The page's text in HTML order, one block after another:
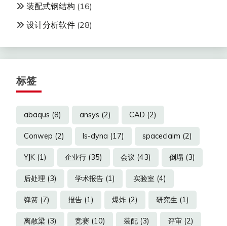
装配式钢结构 (16)
设计分析软件 (28)
标签
abaqus (8) ansys (2) CAD (2)
Conwep (2) ls-dyna (17) spaceclaim (2)
YJK (1) 企业行 (35) 会议 (43) 倒塌 (3)
后处理 (3) 学术报告 (1) 实验室 (4)
弹簧 (7) 报告 (1) 爆炸 (2) 研究生 (1)
离散梁 (3) 竞赛 (10) 装配 (3) 评审 (2)